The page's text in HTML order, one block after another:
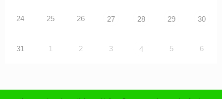
24 25 26 27 28 29 30
31 1 2 3 4 5 6